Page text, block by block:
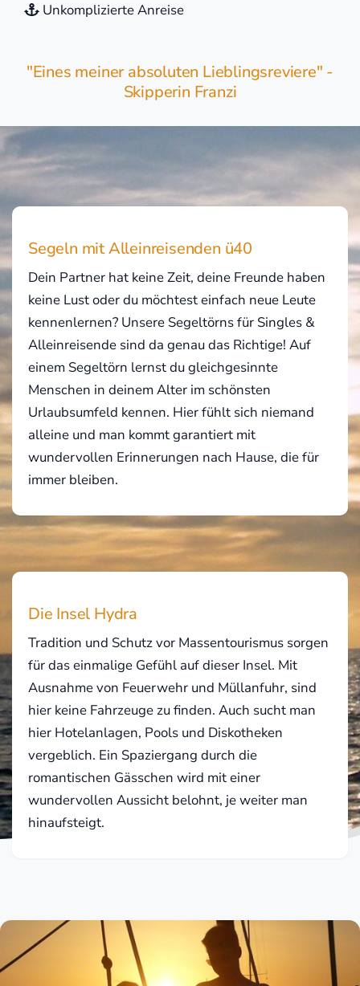
Unkomplizierte Anreise
"Eines meiner absoluten Lieblingsreviere" -
Skipperin Franzi
Segeln mit Alleinreisenden ü40
Dein Partner hat keine Zeit, deine Freunde haben
keine Lust oder du möchtest einfach neue Leute
kennenlernen? Unsere Segeltörns für Singles &
Alleinreisende sind da genau das Richtige! Auf
einem Segeltörn lernst du gleichgesinnte
Menschen in deinem Alter im schönsten
Urlaubsumfeld kennen. Hier fühlt sich niemand
alleine und man kommt garantiert mit
wundervollen Erinnerungen nach Hause, die für
immer bleiben.
Die Insel Hydra
Tradition und Schutz vor Massentourismus sorgen
für das einmalige Gefühl auf dieser Insel. Mit
Ausnahme von Feuerwehr und Müllanfuhr, sind
hier keine Fahrzeuge zu finden. Auch sucht man
hier Hotelanlagen, Pools und Diskotheken
vergeblich. Ein Spaziergang durch die
romantischen Gässchen wird mit einer
wundervollen Aussicht belohnt, je weiter man
hinaufsteigt.